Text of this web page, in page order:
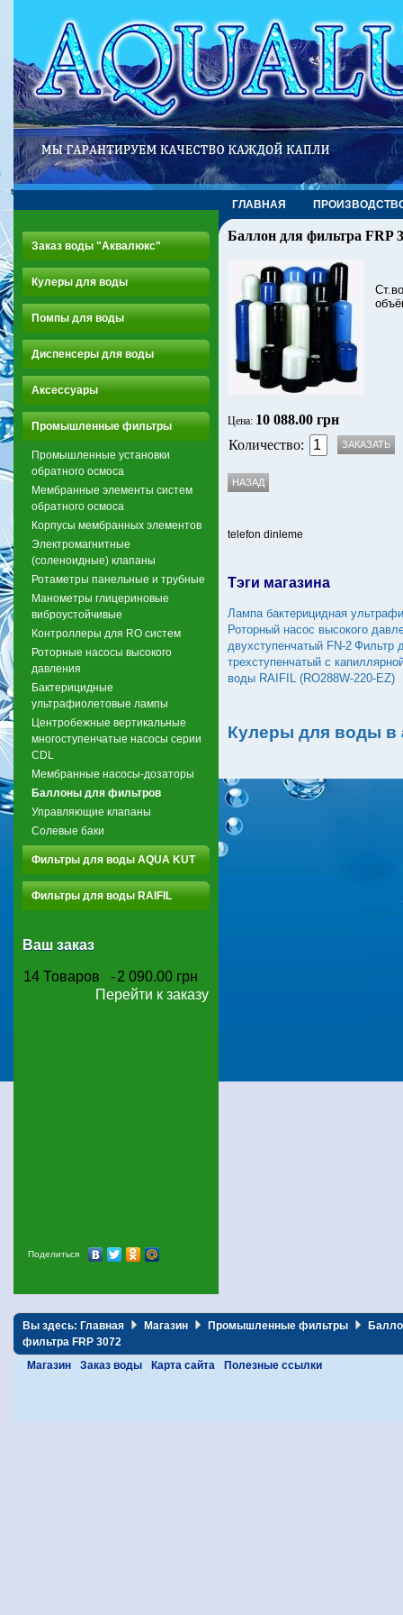
ГЛАВНАЯ
Заказ воды "Аквалюкс"
Кулеры для воды
Помпы для воды
Диспенсеры для воды
Аксессуары
Промышленные фильтры
Промышленные установки
обратного осмоса
Мембранные элементы систем
обратного осмоса
Корпусы мембранных элементов
Электромагнитные
(соленоидные) клапаны
Ротаметры панельные и трубные
Манометры глицериновые
виброустойчивые
Контроллеры для RO систем
Роторные насосы высокого
давления
Бактерицидные
ультрафиолетовые лампы
Центробежные вертикальные
многоступенчатые насосы серии
CDL
Мембранные насосы-дозаторы
Баллоны для фильтров
Управляющие клапаны
Солевые баки
Фильтры для воды AQUA KUT
Фильтры для воды RAIFIL
Ваш заказ
14 Товаров -2 090.00 грн
Перейти к заказу
Поделиться
Баллон для фильтра FRP
Цена: 10 088.00 грн
Количество:
telefon dinleme
Тэги магазина
Лампа бактерицидная
Роторный насос высокого
двухступенчатый FN-2 Фильтр
трехступенчатый с
воды RAIFIL (RO288W-220-EZ)
Кулеры для воды в
Вы здесь: Главная Магазин Промышленные фильтры
фильтра FRP 3072
Магазин
Заказ воды Карта сайта Полезные ссылки